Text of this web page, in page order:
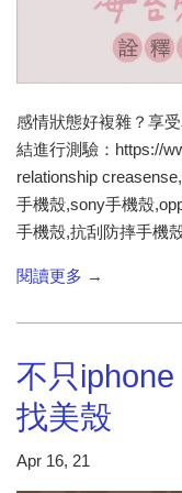
感情狀態好複雜？享
結進行測驗：https://
relationship
手機殼,sony手機殼
手機殼,抗刮防摔手機
閱讀更多 →
不只
找美殼
Apr 16, 21